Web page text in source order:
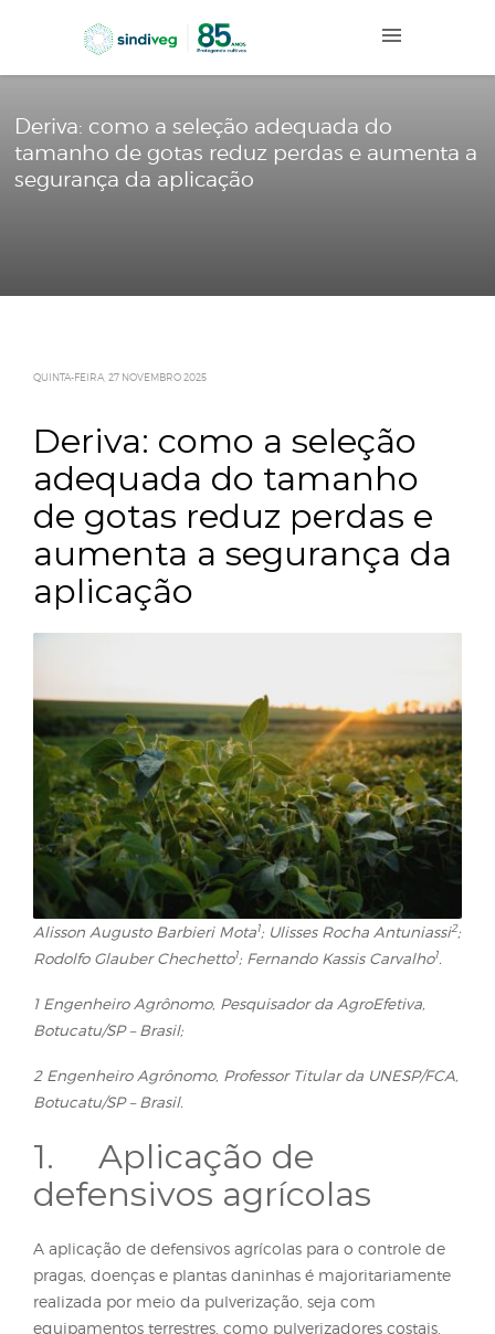
Deriva: como a seleção adequada do
tamanho de gotas reduz perdas e
QUINTA-FEIRA, 27 NOVEMBRO 2025
Deriva: como a seleção
adequada do tamanho
de gotas reduz perdas
aplicação
Alisson Augusto Barbieri Mota
1 Engenheiro Agrônomo, Pesquisador da
Botucatu/SP – Brasil;
2 Engenheiro Agrônomo, Professor Titular da
Botucatu/SP – Brasil.